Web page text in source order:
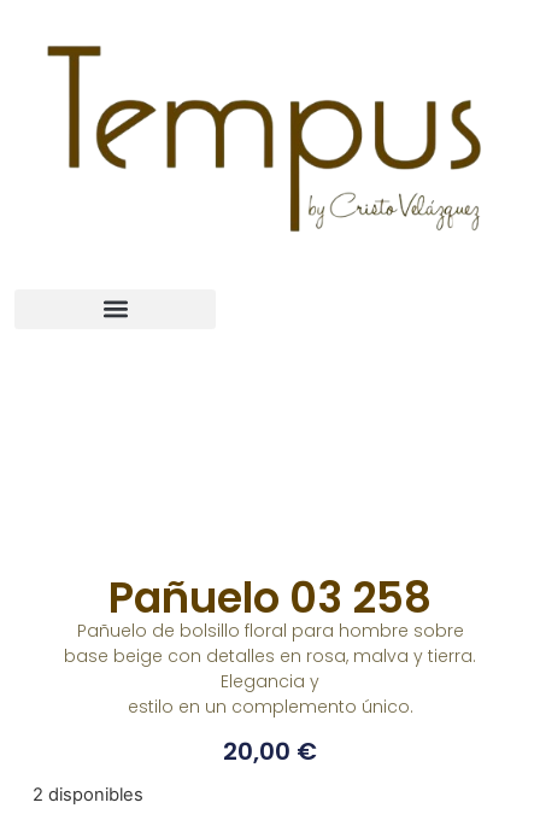
Pañuelo 03 258
Pañuelo de bolsillo floral para hombre sobre
base beige con detalles en rosa, malva y tierra.
Elegancia y
estilo en un complemento único.
20,00 €
2 disponibles